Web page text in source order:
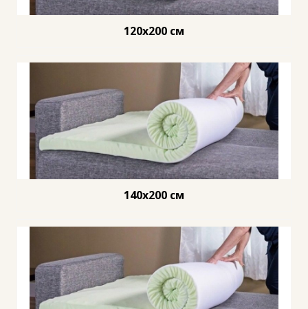
120x200 см
140x200 см